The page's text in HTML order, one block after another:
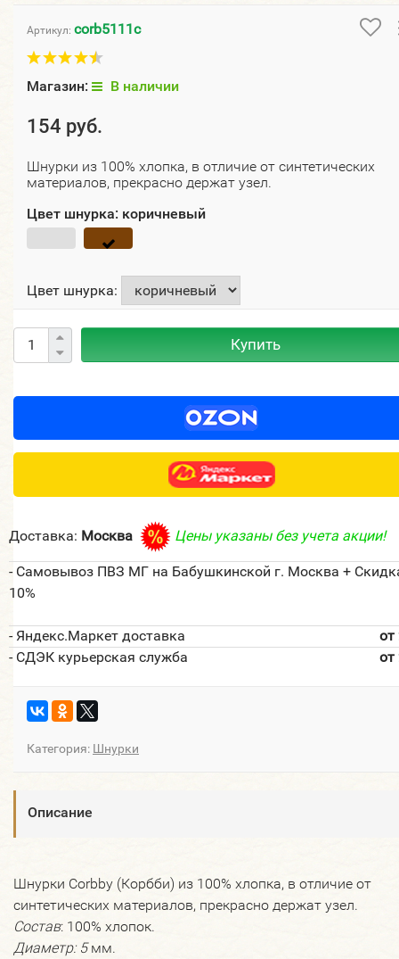
Артикул: corb5111c
Магазин: В наличии
154 руб.
Шнурки из 100% хлопка, в отличие от синтетических
материалов, прекрасно держат узел.
Цвет шнурка: коричневый
Цвет шнурка:
Купить
Доставка: Москва Цены указаны без учета акции!
- Самовывоз ПВЗ МГ на Бабушкинской г. Москва +
10%
- Яндекс.Маркет доставка
- СДЭК курьерская служба
Категория: Шнурки
Описание
Шнурки Corbby (Корбби) из 100% хлопка, в отличие от
синтетических материалов, прекрасно держат узел.
Состав: 100% хлопок.
Диаметр: 5мм.